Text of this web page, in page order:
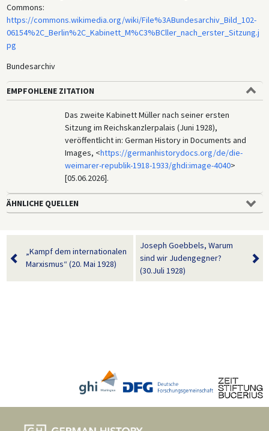
Commons:
https://commons.wikimedia.org/wiki/File%3ABundesarchiv_Bild_102-
06154%2C_Berlin%2C_Kabinett_M%C3%BCller_nach_erster_Sitzung.j
pg
Bundesarchiv
EMPFOHLENE ZITATION
Das zweite Kabinett Müller nach seiner ersten
Sitzung im Reichskanzlerpalais (Juni 1928),
veröffentlicht in: German History in Documents and
Images, <https://germanhistorydocs.org/de/die-
weimarer-republik-1918-1933/ghdi:image-4040>
[05.06.2026].
ÄHNLICHE QUELLEN
„Kampf dem internationalen
Marxismus“ (20. Mai 1928)
Joseph Goebbels, Warum
sind wir Judengegner?
(30.Juli 1928)